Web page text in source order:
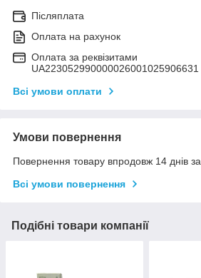
Післяплата
Оплата на рахунок
Оплата за реквізитами
UA223052990000026001025906631
Всі умови оплати
Умови повернення
Повернення товару впродовж 14 днів
Всі умови повернення
Подібні товари компанії